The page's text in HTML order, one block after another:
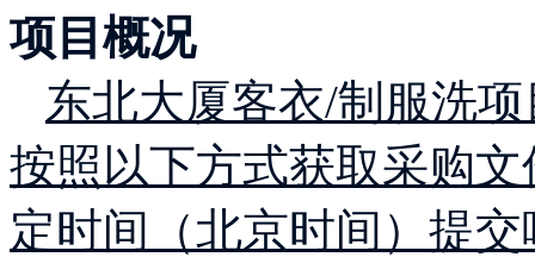
项目概况
东北大厦客衣/制服洗项
按照以下方式获取采购
定时间（北京时间）提